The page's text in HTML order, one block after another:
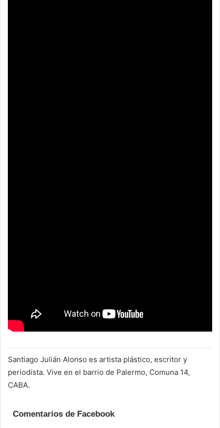
Santiago Julián Alonso es artista plástico, escritor y
periodista. Vive en el barrio de Palermo, Comuna 14,
CABA.
Comentarios de Facebook